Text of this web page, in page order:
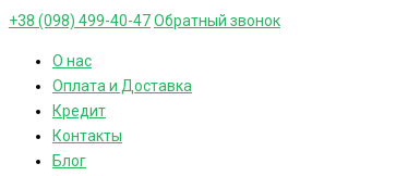
+38 (098) 499-40-47Обратный звонок
О нас
Оплата и Доставка
Кредит
Контакты
Блог